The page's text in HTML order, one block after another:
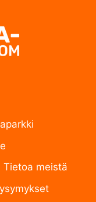
Tietoa meistä